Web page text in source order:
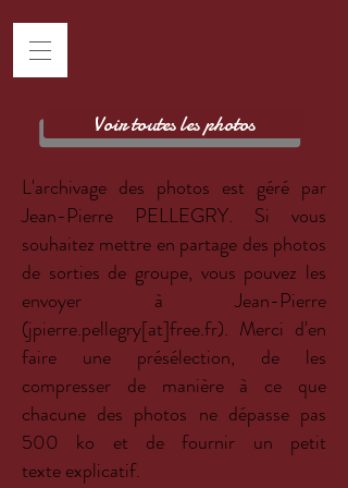
Voir toutes les photos
L'archivage des photos est géré par
Jean-Pierre PELLEGRY. Si vous
souhaitez mettre en partage des photos
de sorties de groupe, vous pouvez les
envoyer à Jean-Pierre
(jpierre.pellegry[at]free.fr). Merci d'en
faire une présélection, de les
compresser de manière à ce que
chacune des photos ne dépasse pas
500 ko et de fournir un petit
texte explicatif.